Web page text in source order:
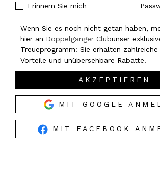
Erinnern Sie mich
Wenn Sie es noch nicht getan haben,
hier an Doppelgänger Clubunser
Treueprogramm: Sie erhalten zahlreiche
Vorteile und unübersehbare Rabatte.
AKZEPTIEREN
MIT GOOGLE
MIT FACEBOOK